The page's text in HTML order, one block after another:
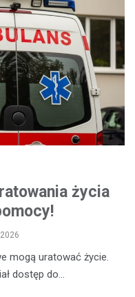
życia
mogą uratować życie.
dostęp do…